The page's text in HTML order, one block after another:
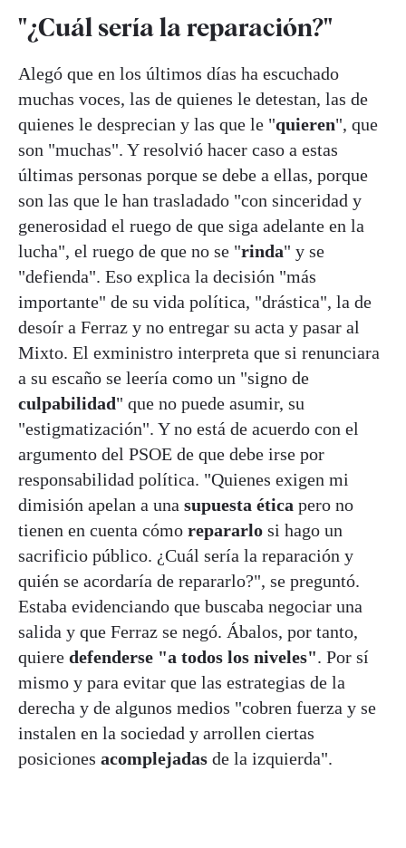
"¿Cuál sería la reparación?"
Alegó que en los últimos días ha escuchado
muchas voces, las de quienes le detestan, las de
quienes le desprecian y las que le "quieren", que
son "muchas". Y resolvió hacer caso a estas
últimas personas porque se debe a ellas, porque
son las que le han trasladado "con sinceridad y
generosidad el ruego de que siga adelante en la
lucha", el ruego de que no se "rinda" y se
"defienda". Eso explica la decisión "más
importante" de su vida política, "drástica", la de
desoír a Ferraz y no entregar su acta y pasar al
Mixto. El exministro interpreta que si renunciara
a su escaño se leería como un "signo de
culpabilidad" que no puede asumir, su
"estigmatización". Y no está de acuerdo con el
argumento del PSOE de que debe irse por
responsabilidad política. "Quienes exigen mi
dimisión apelan a una supuesta ética pero no
tienen en cuenta cómo repararlo si hago un
sacrificio público. ¿Cuál sería la reparación y
quién se acordaría de repararlo?", se preguntó.
Estaba evidenciando que buscaba negociar una
salida y que Ferraz se negó. Ábalos, por tanto,
quiere defenderse "a todos los niveles". Por sí
mismo y para evitar que las estrategias de la
derecha y de algunos medios "cobren fuerza y se
instalen en la sociedad y arrollen ciertas
posiciones acomplejadas de la izquierda".